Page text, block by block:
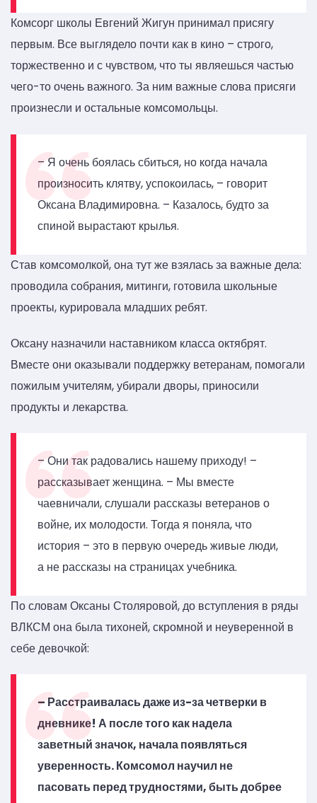
Комсорг школы Евгений Жигун принимал присягу
первым. Все выглядело почти как в кино – строго,
торжественно и с чувством, что ты являешься частью
чего-то очень важного. За ним важные слова присяги
произнесли и остальные комсомольцы.
– Я очень боялась сбиться, но когда начала
произносить клятву, успокоилась, – говорит
Оксана Владимировна. – Казалось, будто за
спиной вырастают крылья.
Став комсомолкой, она тут же взялась за важные дела:
проводила собрания, митинги, готовила школьные
проекты, курировала младших ребят.
Оксану назначили наставником класса октябрят.
Вместе они оказывали поддержку ветеранам, помогали
пожилым учителям, убирали дворы, приносили
продукты и лекарства.
– Они так радовались нашему приходу! –
рассказывает женщина. – Мы вместе
чаевничали, слушали рассказы ветеранов о
войне, их молодости. Тогда я поняла, что
история – это в первую очередь живые люди,
а не рассказы на страницах учебника.
По словам Оксаны Столяровой, до вступления в ряды
ВЛКСМ она была тихоней, скромной и неуверенной в
себе девочкой:
– Расстраивалась даже из-за четверки в
дневнике! А после того как надела
заветный значок, начала появляться
уверенность. Комсомол научил не
пасовать перед трудностями, быть добрее